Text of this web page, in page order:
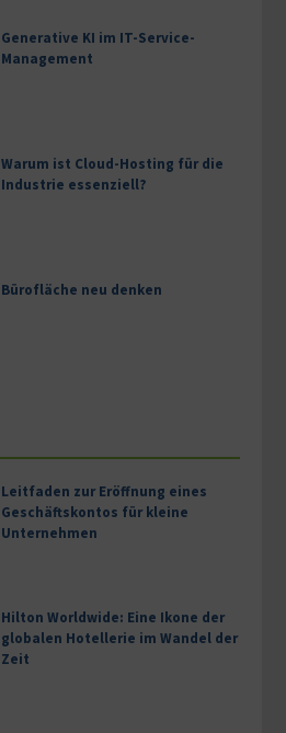
Generative KI im IT-Service-
Management
Warum ist Cloud-Hosting für die
Industrie essenziell?
Bürofläche neu denken
Leitfaden zur Eröffnung eines
Geschäftskontos für kleine
Unternehmen
Hilton Worldwide: Eine Ikone der
globalen Hotellerie im Wandel der
Zeit